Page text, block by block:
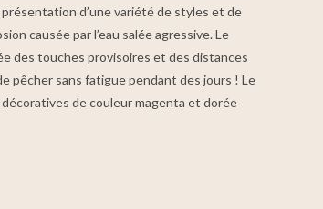
d’une variété de styles et de
causée par l’eau salée agressive. Le
des touches provisoires et des distances
pêcher sans fatigue pendant des jours ! Le
de couleur magenta et dorée